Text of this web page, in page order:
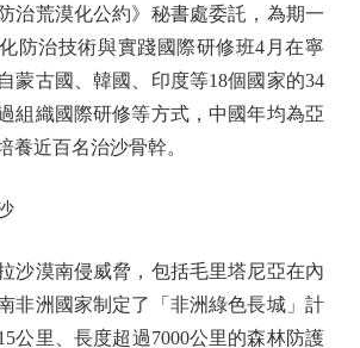
荒漠化公約》秘書處委託，為期一
防治技術與實踐國際研修班4月在寧
蒙古國、韓國、印度等18個國家的34
組織國際研修等方式，中國年均為亞
養近百名治沙骨幹。
漠南侵威脅，包括毛里塔尼亞在內
非洲國家制定了「非洲綠色長城」計
公里、長度超過7000公里的森林防護